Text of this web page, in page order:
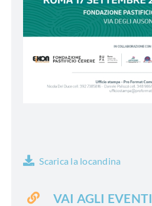
Scarica la locandina
VAI AGLI EVENTI